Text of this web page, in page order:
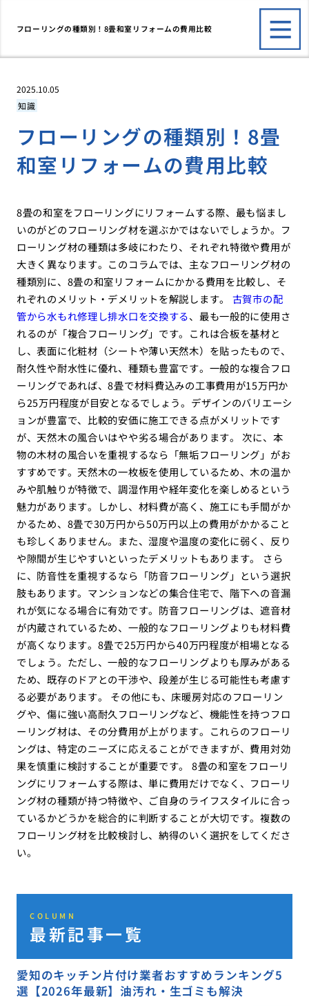
フローリングの種類別！8畳和室リフォームの費用比較
2025.10.05
知識
フローリングの種類別！8畳
和室リフォームの費用比較
8畳の和室をフローリングにリフォームする際、最も悩まし
いのがどのフローリング材を選ぶかではないでしょうか。フ
ローリング材の種類は多岐にわたり、それぞれ特徴や費用が
大きく異なります。このコラムでは、主なフローリング材の
種類別に、8畳の和室リフォームにかかる費用を比較し、そ
れぞれのメリット・デメリットを解説します。 古賀市の配
管から水もれ修理し排水口を交換する、最も一般的に使用さ
れるのが「複合フローリング」です。これは合板を基材と
し、表面に化粧材（シートや薄い天然木）を貼ったもので、
耐久性や耐水性に優れ、種類も豊富です。一般的な複合フロ
ーリングであれば、8畳で材料費込みの工事費用が15万円か
ら25万円程度が目安となるでしょう。デザインのバリエーシ
ョンが豊富で、比較的安価に施工できる点がメリットです
が、天然木の風合いはやや劣る場合があります。 次に、本
物の木材の風合いを重視するなら「無垢フローリング」がお
すすめです。天然木の一枚板を使用しているため、木の温か
みや肌触りが特徴で、調湿作用や経年変化を楽しめるという
魅力があります。しかし、材料費が高く、施工にも手間がか
かるため、8畳で30万円から50万円以上の費用がかかること
も珍しくありません。また、湿度や温度の変化に弱く、反り
や隙間が生じやすいといったデメリットもあります。 さら
に、防音性を重視するなら「防音フローリング」という選択
肢もあります。マンションなどの集合住宅で、階下への音漏
れが気になる場合に有効です。防音フローリングは、遮音材
が内蔵されているため、一般的なフローリングよりも材料費
が高くなります。8畳で25万円から40万円程度が相場となる
でしょう。ただし、一般的なフローリングよりも厚みがある
ため、既存のドアとの干渉や、段差が生じる可能性も考慮す
る必要があります。 その他にも、床暖房対応のフローリン
グや、傷に強い高耐久フローリングなど、機能性を持つフロ
ーリング材は、その分費用が上がります。これらのフローリ
ングは、特定のニーズに応えることができますが、費用対効
果を慎重に検討することが重要です。 8畳の和室をフローリ
ングにリフォームする際は、単に費用だけでなく、フローリ
ング材の種類が持つ特徴や、ご自身のライフスタイルに合っ
ているかどうかを総合的に判断することが大切です。複数の
フローリング材を比較検討し、納得のいく選択をしてくださ
い。
COLUMN
最新記事一覧
愛知のキッチン片付け業者おすすめランキング5
選【2026年最新】油汚れ・生ゴミも解決